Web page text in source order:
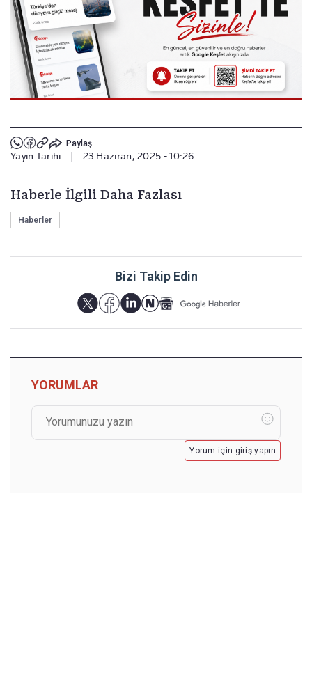
Paylaş
Yayın Tarihi 23 Haziran, 2025 - 10:26
Haberle İlgili Daha Fazlası
Haberler
Bizi Takip Edin
YORUMLAR
Yorum için giriş yapın